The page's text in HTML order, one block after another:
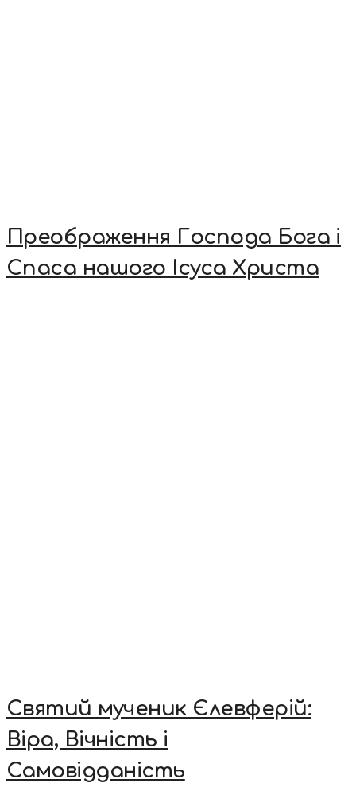
Преображення Господа Бога і
Спаса нашого Ісуса Христа
Святий мученик Єлевферій:
Віра, Вічність і
Самовідданість